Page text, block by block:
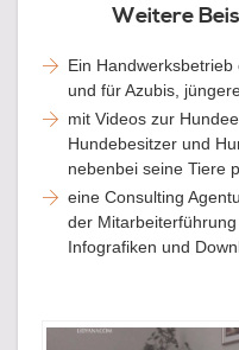
Weitere
Ein
und für Azubis,
mit Videos zur
Hundebesitzer und
nebenbei seine Tiere
eine Consulting
der
Infografiken und